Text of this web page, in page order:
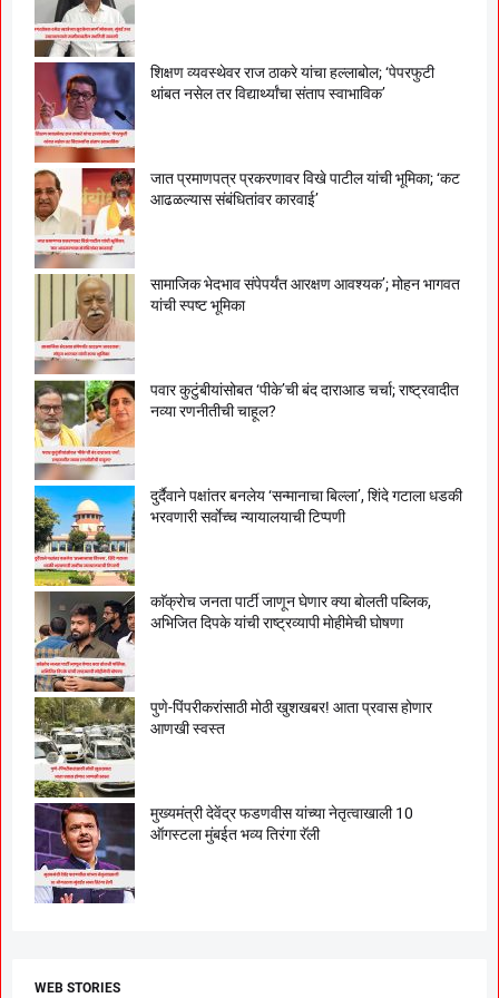
शिक्षण व्यवस्थेवर राज ठाकरे यांचा हल्लाबोल; ‘पेपरफुटी
थांबत नसेल तर विद्यार्थ्यांचा संताप स्वाभाविक’
जात प्रमाणपत्र प्रकरणावर विखे पाटील यांची भूमिका; ‘कट
आढळल्यास संबंधितांवर कारवाई’
सामाजिक भेदभाव संपेपर्यंत आरक्षण आवश्यक’; मोहन भागवत
यांची स्पष्ट भूमिका
पवार कुटुंबीयांसोबत ‘पीके’ची बंद दाराआड चर्चा; राष्ट्रवादीत
नव्या रणनीतीची चाहूल?
दुर्दैवाने पक्षांतर बनलेय ‘सन्मानाचा बिल्ला’, शिंदे गटाला धडकी
भरवणारी सर्वाेच्च न्यायालयाची टिप्पणी
काॅक्राेच जनता पार्टी जाणून घेणार क्या बाेलती पब्लिक,
अभिजित दिपके यांची राष्ट्रव्यापी माेहीमेची घाेषणा
पुणे-पिंपरीकरांसाठी मोठी खुशखबर! आता प्रवास होणार
आणखी स्वस्त
मुख्यमंत्री देवेंद्र फडणवीस यांच्या नेतृत्वाखाली 10
ऑगस्टला मुंबईत भव्य तिरंगा रॅली
WEB STORIES